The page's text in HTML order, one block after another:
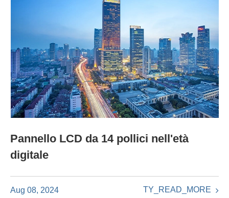
Pannello LCD da 14 pollici nell'età
digitale
Aug 08, 2024 TY_READ_MORE